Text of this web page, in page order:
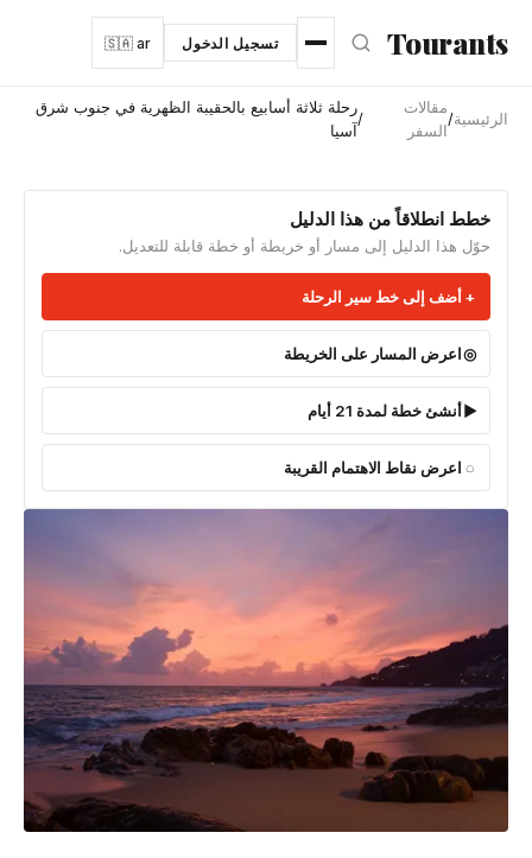
انتقل إلى المحتوى الرئيسي
Tourants تسجيل الدخول 🇸🇦 ar
الرئيسية/
مقالات
السفر
/
رحلة ثلاثة أسابيع بالحقيبة الظهرية في جنوب شرق
آسيا
خطط انطلاقاً من هذا الدليل
حوّل هذا الدليل إلى مسار أو خريطة أو خطة قابلة للتعديل.
أضف إلى خط سير الرحلة
اعرض المسار على الخريطة
أنشئ خطة لمدة 21 أيام
اعرض نقاط الاهتمام القريبة